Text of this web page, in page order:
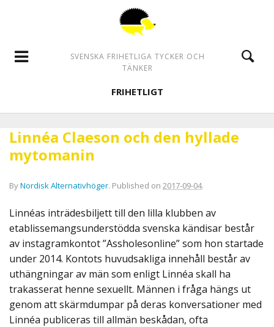
SVENSKA FRIHETLIGA TYCKER OCH
TÄNKER
FRIHETLIGT
Linnéa Claeson och den hyllade
mytomanin
ByNordisk Alternativhöger. Published on 2017-09-04.
Linnéas inträdesbiljett till den lilla klubben av
etablissemangsunderstödda svenska kändisar består
av instagramkontot ”Assholesonline” som hon startade
under 2014. Kontots huvudsakliga innehåll består av
uthängningar av män som enligt Linnéa skall ha
trakasserat henne sexuellt. Männen i fråga hängs ut
genom att skärmdumpar på deras konversationer med
Linnéa publiceras till allmän beskådan, ofta